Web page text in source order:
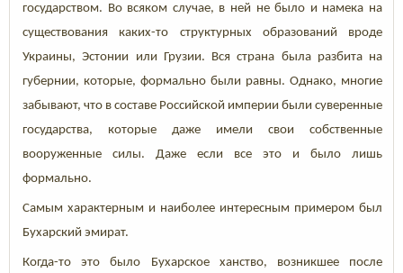
государством. Во всяком случае, в ней не было и намека на
существования каких-то структурных образований вроде
Украины, Эстонии или Грузии. Вся страна была разбита на
губернии, которые, формально были равны. Однако, многие
забывают, что в составе Российской империи были суверенные
государства, которые даже имели свои собственные
вооруженные силы. Даже если все это и было лишь
формально.
Самым характерным и наиболее интересным примером был
Бухарский эмират.
Когда-то это было Бухарское ханство, возникшее после